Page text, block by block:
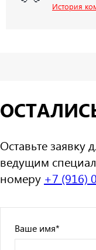
История
Оставьте заявку
ведущим
номеру +7 (916)
Ваше имя*